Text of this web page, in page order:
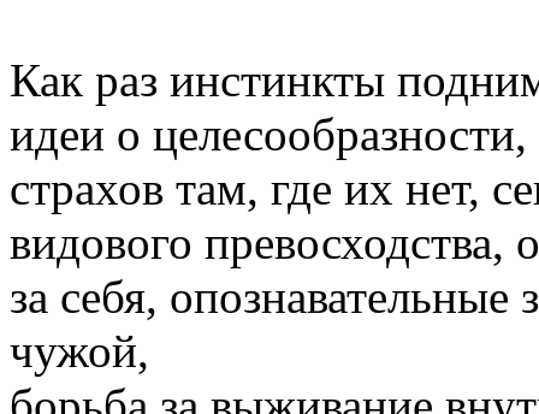
Как раз инстинкты
идеи о
страхов там, где их нет,
видового
за себя,
чужой,